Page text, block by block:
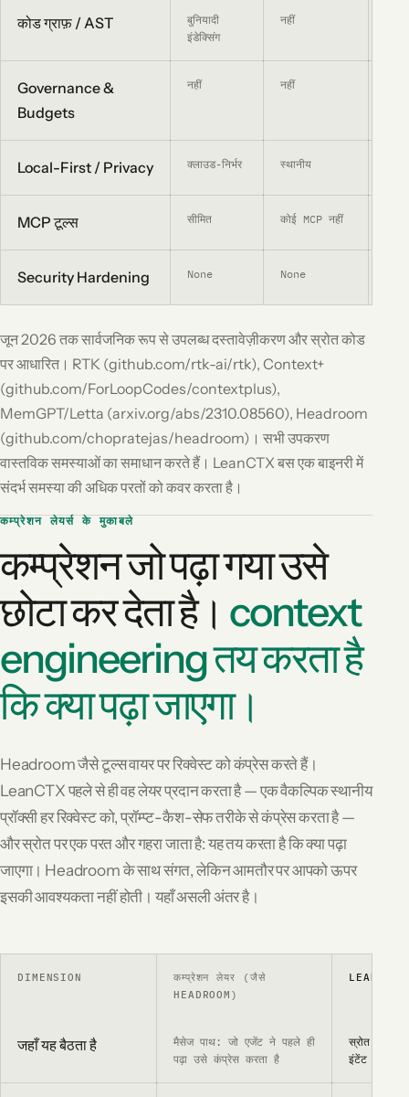
कोड ग्राफ़ / AST
बुनियादी
इंडेक्सिंग
नहीं
Governance &
Budgets
नहीं नहीं
Local-First / Privacy क्लाउड-निर्भर स्थानीय
MCP टूल्स सीमित कोई MCP नहीं
Security Hardening None None
जून 2026 तक सार्वजनिक रूप से उपलब्ध दस्तावेज़ीकरण और स्रोत कोड
पर आधारित। RTK (github.com/rtk-ai/rtk), Context+
(github.com/ForLoopCodes/contextplus),
MemGPT/Letta (arxiv.org/abs/2310.08560), Headroom
(github.com/chopratejas/headroom)। सभी उपकरण
वास्तविक समस्याओं का समाधान करते हैं। LeanCTX बस एक बाइनरी में
संदर्भ समस्या की अधिक परतों को कवर करता है।
कम्प्रेशन लेयर्स के मुकाबले
कम्प्रेशन जो पढ़ा गया उसे
छोटा कर देता है। context
engineering तय करता है
कि क्या पढ़ा जाएगा।
Headroom जैसे टूल्स वायर पर रिक्वेस्ट को कंप्रेस करते हैं।
LeanCTX पहले से ही वह लेयर प्रदान करता है — एक वैकल्पिक स्थानीय
प्रॉक्सी हर रिक्वेस्ट को, प्रॉम्प्ट-कैश-सेफ तरीके से कंप्रेस करता है —
और स्रोत पर एक परत और गहरा जाता है: यह तय करता है कि क्या पढ़ा
जाएगा। Headroom के साथ संगत, लेकिन आमतौर पर आपको ऊपर
इसकी आवश्यकता नहीं होती। यहाँ असली अंतर है।
DIMENSION
कम्प्रेशन लेयर (जैसे
HEADROOM)
LEANCTX
जहाँ यह बैठता है
मैसेज पाथ: जो एजेंट ने पहले ही
पढ़ा उसे कंप्रेस करता है
स्रोत पर:
इंटेंट रूटिंग,